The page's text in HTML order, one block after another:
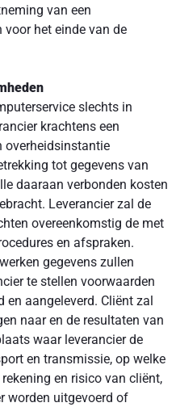
van een
het einde van de
slechts in
krachtens een
overheidsinstantie
tot gegevens van
daaraan verbonden kosten
Leverancier zal de
overeenkomstig de met
en afspraken.
gegevens zullen
te stellen voorwaarden
aangeleverd. Cliënt zal
naar en de resultaten van
waar leverancier de
en transmissie, op welke
en risico van cliënt,
worden uitgevoerd of